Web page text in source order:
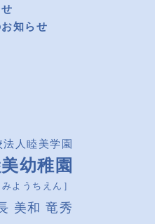
知らせ
法人睦美学園
幼稚園
みようちえん］
美和 竜秀